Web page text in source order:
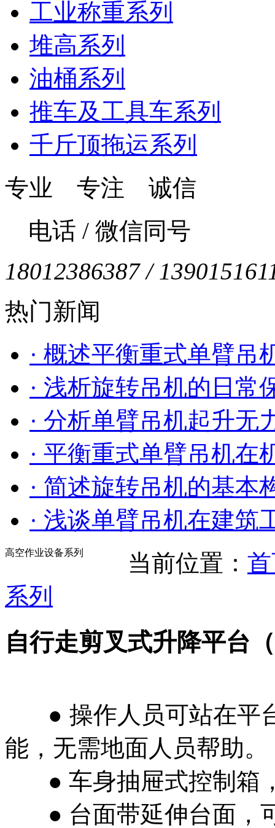
工业称重系列
堆高系列
油桶系列
推车及工具车系列
千斤顶拖运系列
专业 专注 诚信
电话 / 微信同号
18012386387 /
热门新闻
· 概述平衡重式单臂吊
· 浅析旋转吊机的日常
· 分析单臂吊机起升无
· 平衡重式单臂吊机在
· 简述旋转吊机的基本
· 浅谈单臂吊机在建筑
高空作业设备系列 当前位置：
系列
自行走剪叉式升降平台
● 操作人员可站在平
能，无需地面人员帮助。
● 车身抽屉式控制箱
● 台面带延伸台面，